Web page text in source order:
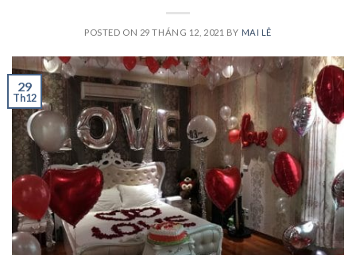
POSTED ON 29 THÁNG 12, 2021 BY MAI LÊ
29
Th12